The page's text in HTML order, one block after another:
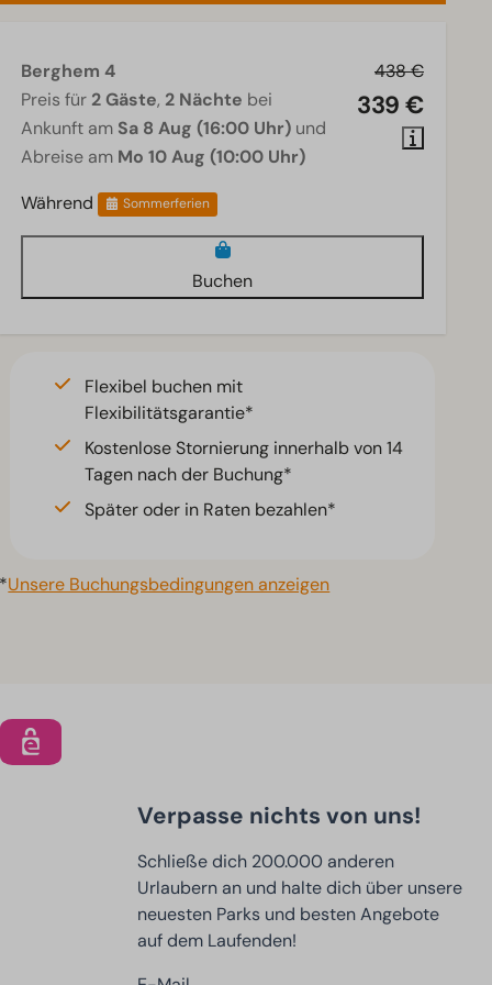
438 €
339 €
Berghem 4
Preis für 2 Gäste, 2 Nächte bei
Ankunft am Sa 8 Aug (16:00 Uhr) und
Abreise am Mo 10 Aug (10:00 Uhr)
Während
Sommerferien
Buchen
Flexibel buchen mit
Flexibilitätsgarantie*
Kostenlose Stornierung innerhalb von 14
Tagen nach der Buchung*
Später oder in Raten bezahlen*
*Unsere Buchungsbedingungen anzeigen
Verpasse nichts von uns!
Schließe dich 200.000 anderen
Urlaubern an und halte dich über unsere
neuesten Parks und besten Angebote
auf dem Laufenden!